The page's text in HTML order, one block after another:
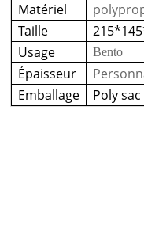
Matériel
Taille
Usage
Bento
Épaisseur
Emballage
Poly